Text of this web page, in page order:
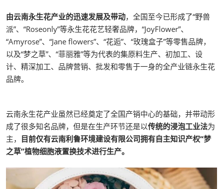
由云南永生花产业的迅速发展及带动，全国至今已形成了“野兽
派”、“Roseonly”等永生花花艺轻奢品牌，“JoyFlower”、
“Amyrose”、“Jane flowers”、“花逅”、“玫瑰盒子”等零售品牌，
以及“梦之草”、“菲丽雅”等为代表的集原料生产、初加工、设
计、精深加工、品牌营销、批发和零售于一身的全产业链永生花
品牌。
云南永生花产业虽然已经奠定了全国产销中心的基础，并带动形
成了很多知名品牌，但是在生产环节还是以传统的浸泡工业法为
主， 目前仅有云南利鲁环境建设有限公司拥有自主知识产权“梦
之草”植物细胞液置换技术进行生产。